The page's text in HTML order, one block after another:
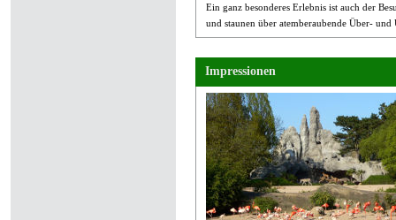
Ein ganz besonderes Erlebnis ist auch der
und staunen über atemberaubende Über-
Impressionen